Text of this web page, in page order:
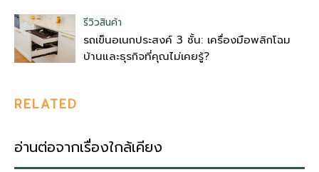
รีวิวสินค้า
รถเข็นอเนกประสงค์ 3 ชั้น: เครื่องมือพลิกโฉม
บ้านและธุรกิจที่คุณไม่เคยรู้?
RELATED
อ่านต่อจากเรื่องใกล้เคียง